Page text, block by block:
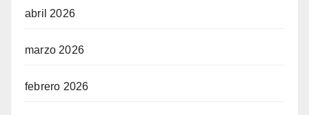
abril 2026
marzo 2026
febrero 2026